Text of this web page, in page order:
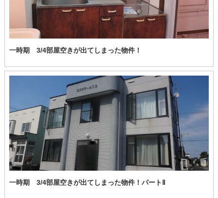
一時期 3/4部屋空きが出てしまった物件！
一時期 3/4部屋空きが出てしまった物件！パートⅡ